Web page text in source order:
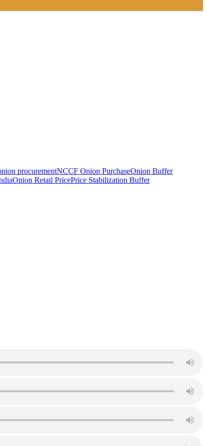
procurementNCCF Onion PurchaseOnion Buffer
Onion Retail PricePrice Stabilization Buffer